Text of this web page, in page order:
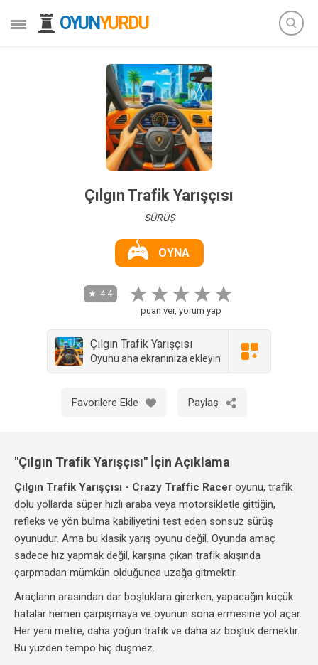
OYUNYURDU
Çılgın Trafik Yarışçısı
SÜRÜŞ
OYNA
4.4
puan ver, yorum yap
Çılgın Trafik Yarışçısı
Oyunu ana ekranınıza ekleyin
Favorilere Ekle Paylaş
"Çılgın Trafik Yarışçısı" İçin Açıklama
Çılgın Trafik Yarışçısı - Crazy Traffic Racer oyunu, trafik
dolu yollarda süper hızlı araba veya motorsikletle gittiğin,
refleks ve yön bulma kabiliyetini test eden sonsuz sürüş
oyunudur. Ama bu klasik yarış oyunu değil. Oyunda amaç
sadece hız yapmak değil, karşına çıkan trafik akışında
çarpmadan mümkün olduğunca uzağa gitmektir.
Araçların arasından dar boşluklara girerken, yapacağın küçük
hatalar hemen çarpışmaya ve oyunun sona ermesine yol açar.
Her yeni metre, daha yoğun trafik ve daha az boşluk demektir.
Bu yüzden tempo hiç düşmez.